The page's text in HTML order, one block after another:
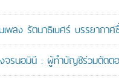
พลง รัตนาธิเบศร์ บรรยากา
รนอมินี : ผู้ทำบัญชีร่วมตัดต